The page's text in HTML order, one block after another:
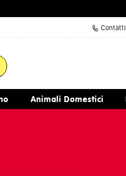
Contatti
Animali Domestici